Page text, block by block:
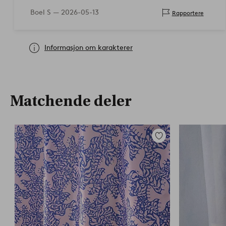
Boel S — 2026-05-13 Rapportere
Informasjon om karakterer
Matchende deler
Legg
til
favoritter